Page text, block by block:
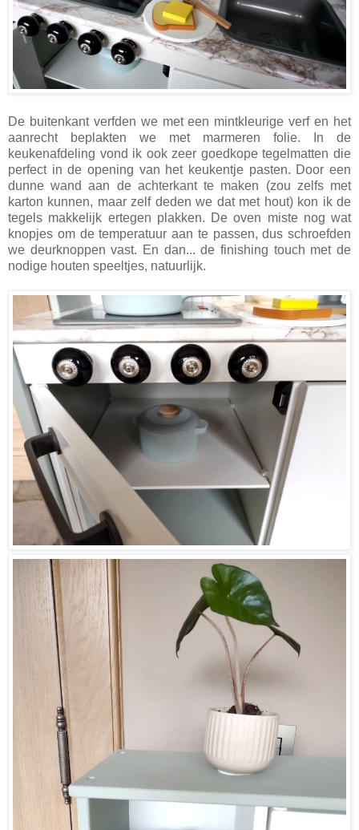
De buitenkant verfden we met een mintkleurige verf en het
aanrecht beplakten we met marmeren folie. In de
keukenafdeling vond ik ook zeer goedkope tegelmatten die
perfect in de opening van het keukentje pasten. Door een
dunne wand aan de achterkant te maken (zou zelfs met
karton kunnen, maar zelf deden we dat met hout) kon ik de
tegels makkelijk ertegen plakken. De oven miste nog wat
knopjes om de temperatuur aan te passen, dus schroefden
we deurknoppen vast. En dan... de finishing touch met de
nodige houten speeltjes, natuurlijk.